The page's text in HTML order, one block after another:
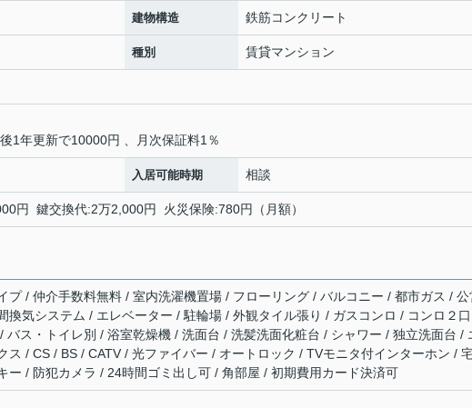
建物構造 鉄筋コンクリート
種別 賃貸マンション
1年更新で10000円 、月次保証料1％
入居可能時期 相談
円 鍵交換代:2万2,000円 火災保険:780円（月額）
プ / 仲介手数料無料 / 室内洗濯機置場 / フローリング / バルコニー / 都市ガス / 公
換気システム / エレベーター / 駐輪場 / 外観タイル張り / ガスコンロ / コンロ２
バス・トイレ別 / 浴室乾燥機 / 洗面台 / 洗髪洗面化粧台 / シャワー / 独立洗面台 /
ス / CS / BS / CATV / 光ファイバー / オートロック / TVモニタ付インターホン /
ー / 防犯カメラ / 24時間ゴミ出し可 / 角部屋 / 初期費用カード決済可